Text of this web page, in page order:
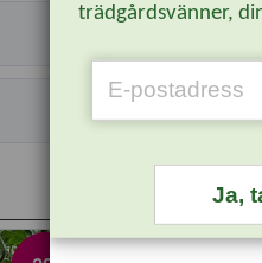
trädgårdsvänner,
Ja,